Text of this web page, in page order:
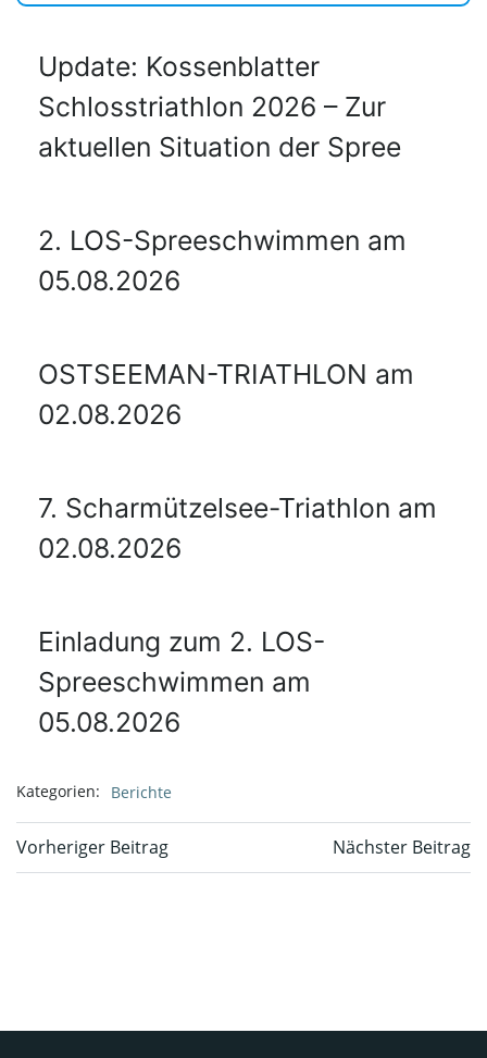
Update: Kossenblatter
Schlosstriathlon 2026 – Zur
aktuellen Situation der Spree
2. LOS-Spreeschwimmen am
05.08.2026
OSTSEEMAN-TRIATHLON am
02.08.2026
7. Scharmützelsee-Triathlon am
02.08.2026
Einladung zum 2. LOS-
Spreeschwimmen am
05.08.2026
Kategorien: Berichte
Beitragsnavigation
Vorheriger Beitrag Nächster Beitrag